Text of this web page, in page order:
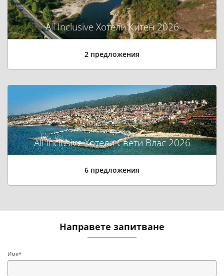
All Inclusive Хотели Китен 2026
2 предложения
All Inclusive Хотели Свети Влас 2026
6 предложения
Направете запитване
Име*